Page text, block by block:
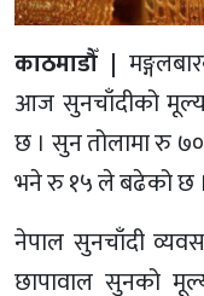
काठमाडौँ |
आज सुनचाँदीको
छ । सुन तोलामा रु
भने रु १५ ले बढेको छ ।
नेपाल सुनचाँदी
छापावाल सुनको